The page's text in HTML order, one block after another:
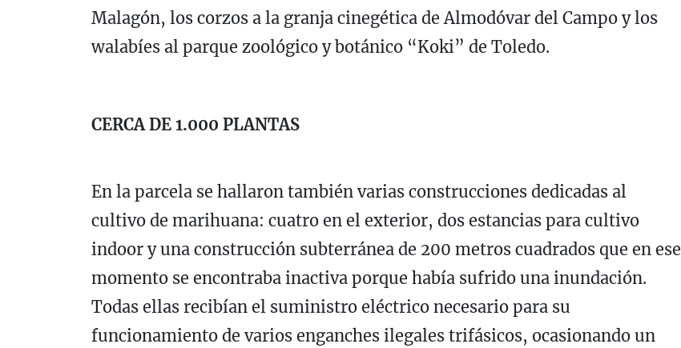
Malagón, los corzos a la granja cinegética de Almodóvar del Campo y los
walabíes al parque zoológico y botánico “Koki” de Toledo.
CERCA DE 1.000 PLANTAS
En la parcela se hallaron también varias construcciones dedicadas al
cultivo de marihuana: cuatro en el exterior, dos estancias para cultivo
indoor y una construcción subterránea de 200 metros cuadrados que en ese
momento se encontraba inactiva porque había sufrido una inundación.
Todas ellas recibían el suministro eléctrico necesario para su
funcionamiento de varios enganches ilegales trifásicos, ocasionando un